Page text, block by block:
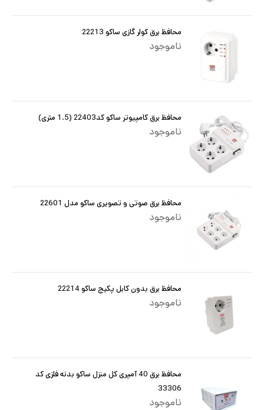
محافظ برق کولر گازی ساکو 22213
ناموجود
محافظ برق کامپیوتر ساکو کد22403 (1.5 متری)
ناموجود
محافظ برق صوتی و تصویری ساکو مدل 22601
ناموجود
محافظ برق بدون کابل پکیج ساکو 22214
ناموجود
محافظ برق 40 آمپری کل منزل ساکو بدنه فلزی کد
33306
ناموجود